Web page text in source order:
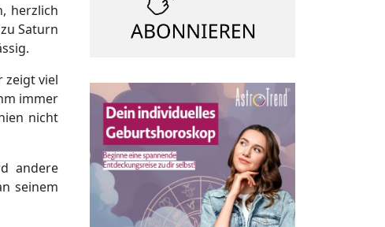
herzlich
Saturn
zeigt viel
immer
nicht
andere
seinem